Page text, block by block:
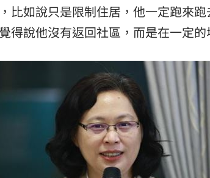
要注意 13:00
聚 11:00
比如說只是限制住居，他一定跑來
得說他沒有返回社區，而是在一定的